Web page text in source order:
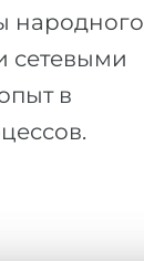
народного
сетевыми
в